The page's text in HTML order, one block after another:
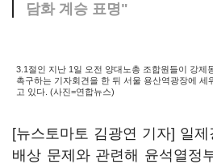
담화 계승 표명"
3.1절인 지난 1일 오전 양대노총 조합원들이 강제
촉구하는 기자회견을 한 뒤 서울 용산역광장에 세
고 있다. (사진=연합뉴스)
[뉴스토마토 김광연 기자] 일
배상 문제와 관련해 윤석열정